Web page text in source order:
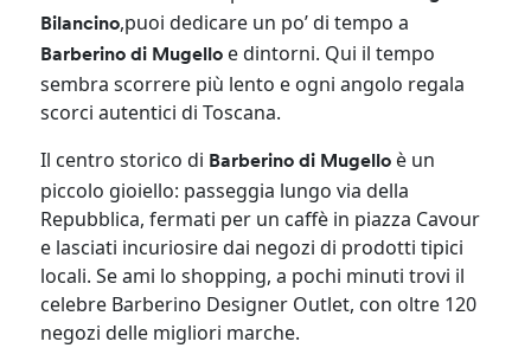
Bilancino,puoi dedicare un po’ di tempo a
Barberino di Mugello e dintorni. Qui il tempo
sembra scorrere più lento e ogni angolo regala
scorci autentici di Toscana.
Il centro storico di Barberino di Mugello è un
piccolo gioiello: passeggia lungo via della
Repubblica, fermati per un caffè in piazza Cavour
e lasciati incuriosire dai negozi di prodotti tipici
locali. Se ami lo shopping, a pochi minuti trovi il
celebre Barberino Designer Outlet, con oltre 120
negozi delle migliori marche.